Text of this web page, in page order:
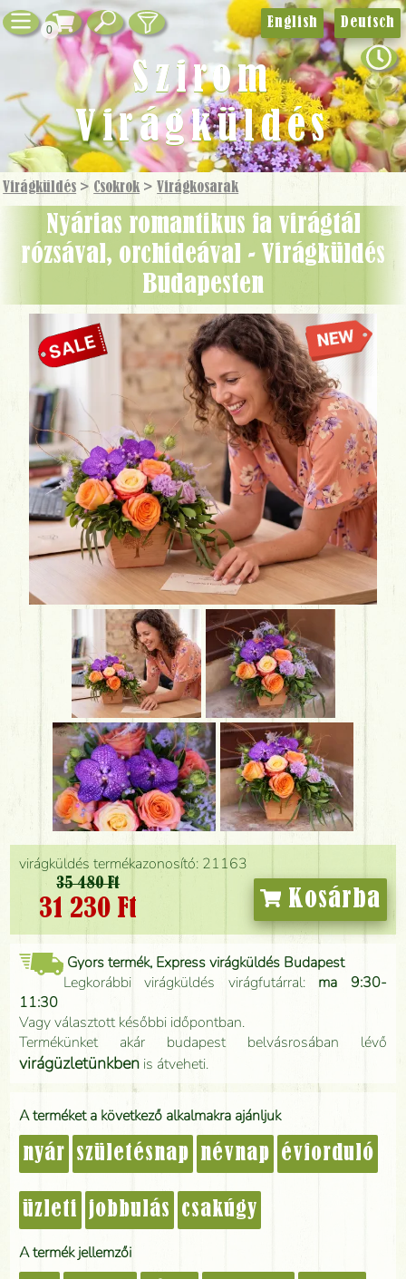
0
Virágküldés > Csokrok > Virág­kosarak
Nyárias romantikus fa virágtál
rózsával, orchideával - Virágküldés
Budapesten
virágküldés termékazonosító: 21163
35 480 Ft
31 230 Ft Kosárba
Gyors termék, Express virágküldés Budapest
Legkorábbi virágküldés virágfutárral: ma 9:30-
11:30
Vagy választott későbbi időpontban.
Termékünket akár budapest belvásrosában lévő
virágüzletünkben is átveheti.
A terméket a következő alkalmakra ajánljuk
nyár születésnap névnap évforduló
üzleti jobbulás csakúgy
A termék jellemzői
English Deutsch
Szirom
Virágküldés